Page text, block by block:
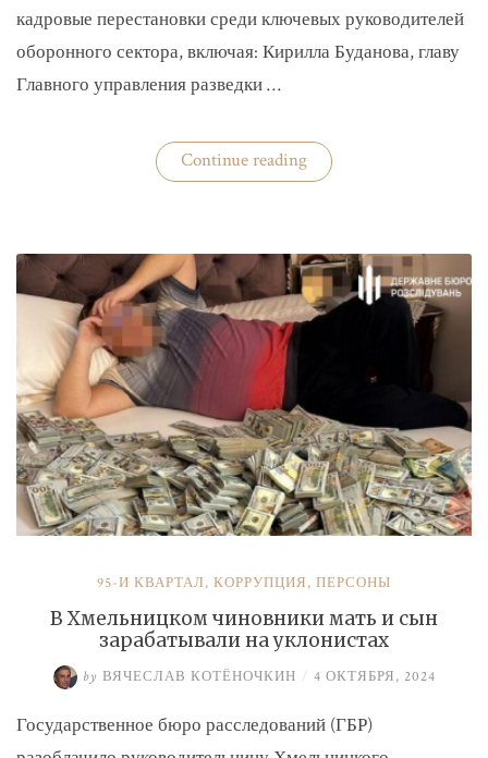
кадровые перестановки среди ключевых руководителей
оборонного сектора, включая: Кирилла Буданова, главу
Главного управления разведки …
Continue reading«На
Банковой
Буданова
и
Умерова»
95-Й КВАРТАЛ, КОРРУПЦИЯ, ПЕРСОНЫ
В Хмельницком чиновники мать и сын
зарабатывали на уклонистах
by ВЯЧЕСЛАВ КОТЁНОЧКИН / 4 ОКТЯБРЯ, 2024
Государственное бюро расследований (ГБР)